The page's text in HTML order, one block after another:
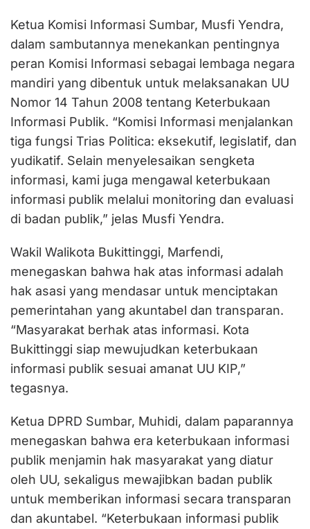
Ketua Komisi Informasi Sumbar, Musfi Yendra,
dalam sambutannya menekankan pentingnya
peran Komisi Informasi sebagai lembaga negara
mandiri yang dibentuk untuk melaksanakan UU
Nomor 14 Tahun 2008 tentang Keterbukaan
Informasi Publik. “Komisi Informasi menjalankan
tiga fungsi Trias Politica: eksekutif, legislatif, dan
yudikatif. Selain menyelesaikan sengketa
informasi, kami juga mengawal keterbukaan
informasi publik melalui monitoring dan evaluasi
di badan publik,” jelas Musfi Yendra.
Wakil Walikota Bukittinggi, Marfendi,
menegaskan bahwa hak atas informasi adalah
hak asasi yang mendasar untuk menciptakan
pemerintahan yang akuntabel dan transparan.
“Masyarakat berhak atas informasi. Kota
Bukittinggi siap mewujudkan keterbukaan
informasi publik sesuai amanat UU KIP,”
tegasnya.
Ketua DPRD Sumbar, Muhidi, dalam paparannya
menegaskan bahwa era keterbukaan informasi
publik menjamin hak masyarakat yang diatur
oleh UU, sekaligus mewajibkan badan publik
untuk memberikan informasi secara transparan
dan akuntabel. “Keterbukaan informasi publik